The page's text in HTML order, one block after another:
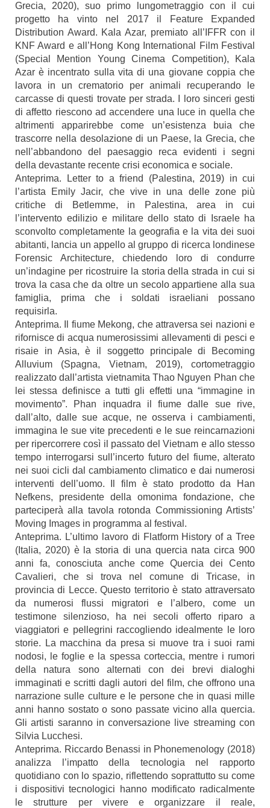
Grecia, 2020), suo primo lungometraggio con il cui
progetto ha vinto nel 2017 il Feature Expanded
Distribution Award. Kala Azar, premiato all’IFFR con il
KNF Award e all’Hong Kong International Film Festival
(Special Mention Young Cinema Competition), Kala
Azar è incentrato sulla vita di una giovane coppia che
lavora in un crematorio per animali recuperando le
carcasse di questi trovate per strada. I loro sinceri gesti
di affetto riescono ad accendere una luce in quella che
altrimenti apparirebbe come un’esistenza buia che
trascorre nella desolazione di un Paese, la Grecia, che
nell’abbandono del paesaggio reca evidenti i segni
della devastante recente crisi economica e sociale.
Anteprima. Letter to a friend (Palestina, 2019) in cui
l’artista Emily Jacir, che vive in una delle zone più
critiche di Betlemme, in Palestina, area in cui
l’intervento edilizio e militare dello stato di Israele ha
sconvolto completamente la geografia e la vita dei suoi
abitanti, lancia un appello al gruppo di ricerca londinese
Forensic Architecture, chiedendo loro di condurre
un’indagine per ricostruire la storia della strada in cui si
trova la casa che da oltre un secolo appartiene alla sua
famiglia, prima che i soldati israeliani possano
requisirla.
Anteprima. Il fiume Mekong, che attraversa sei nazioni e
rifornisce di acqua numerosissimi allevamenti di pesci e
risaie in Asia, è il soggetto principale di Becoming
Alluvium (Spagna, Vietnam, 2019), cortometraggio
realizzato dall’artista vietnamita Thao Nguyen Phan che
lei stessa definisce a tutti gli effetti una “immagine in
movimento”. Phan inquadra il fiume dalle sue rive,
dall’alto, dalle sue acque, ne osserva i cambiamenti,
immagina le sue vite precedenti e le sue reincarnazioni
per ripercorrere così il passato del Vietnam e allo stesso
tempo interrogarsi sull’incerto futuro del fiume, alterato
nei suoi cicli dal cambiamento climatico e dai numerosi
interventi dell’uomo. Il film è stato prodotto da Han
Nefkens, presidente della omonima fondazione, che
parteciperà alla tavola rotonda Commissioning Artists’
Moving Images in programma al festival.
Anteprima. L’ultimo lavoro di Flatform History of a Tree
(Italia, 2020) è la storia di una quercia nata circa 900
anni fa, conosciuta anche come Quercia dei Cento
Cavalieri, che si trova nel comune di Tricase, in
provincia di Lecce. Questo territorio è stato attraversato
da numerosi flussi migratori e l’albero, come un
testimone silenzioso, ha nei secoli offerto riparo a
viaggiatori e pellegrini raccogliendo idealmente le loro
storie. La macchina da presa si muove tra i suoi rami
nodosi, le foglie e la spessa corteccia, mentre i rumori
della natura sono alternati con dei brevi dialoghi
immaginati e scritti dagli autori del film, che offrono una
narrazione sulle culture e le persone che in quasi mille
anni hanno sostato o sono passate vicino alla quercia.
Gli artisti saranno in conversazione live streaming con
Silvia Lucchesi.
Anteprima. Riccardo Benassi in Phonemenology (2018)
analizza l’impatto della tecnologia nel rapporto
quotidiano con lo spazio, riflettendo soprattutto su come
i dispositivi tecnologici hanno modificato radicalmente
le strutture per vivere e organizzare il reale,